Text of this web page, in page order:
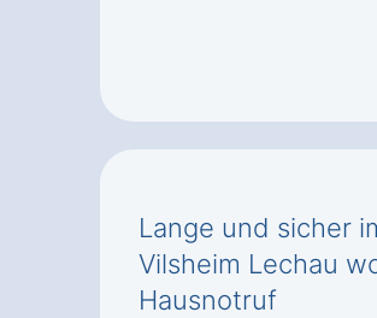
Lange und sicher
Vilsheim Lechau
Hausnotruf